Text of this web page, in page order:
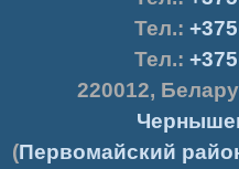
Тел.:
Тел.:
220012,
(Первомайский